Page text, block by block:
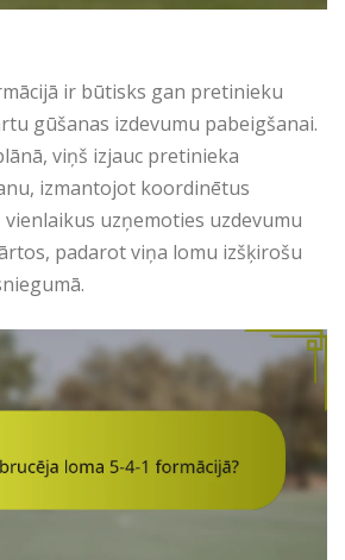
ir būtisks gan pretinieku
gūšanas izdevumu pabeigšanai.
viņš izjauc pretinieka
izmantojot koordinētus
uzņemoties uzdevumu
padarot viņa lomu izšķirošu